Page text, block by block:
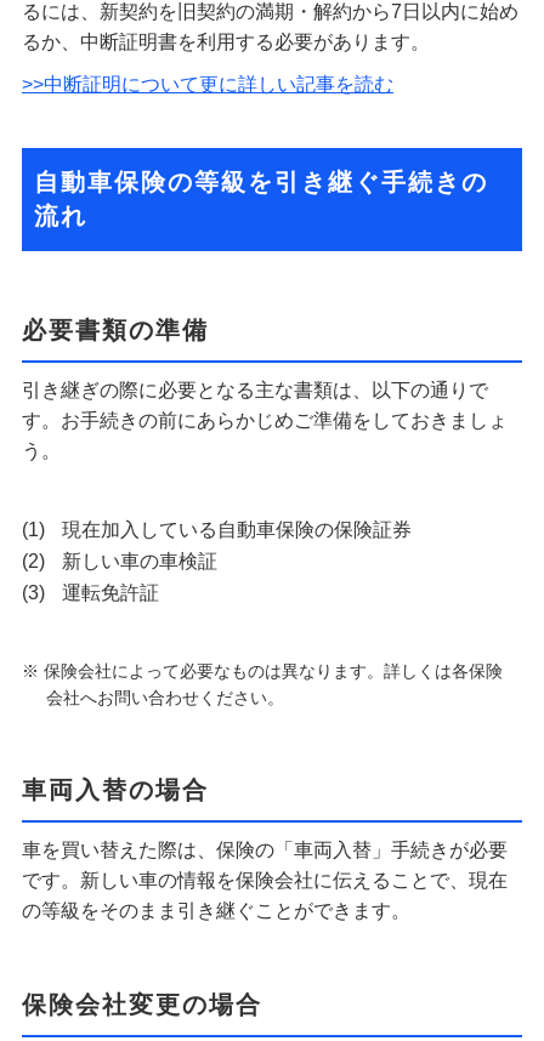
るには、新契約を旧契約の満期・解約から7日以内に始め
るか、中断証明書を利用する必要があります。
>>中断証明について更に詳しい記事を読む
自動車保険の等級を引き継ぐ手続きの
流れ
必要書類の準備
引き継ぎの際に必要となる主な書類は、以下の通りで
す。お手続きの前にあらかじめご準備をしておきましょ
う。
現在加入している自動車保険の保険証券
新しい車の車検証
運転免許証
※ 保険会社によって必要なものは異なります。詳しくは各保険
会社へお問い合わせください。
車両入替の場合
車を買い替えた際は、保険の「車両入替」手続きが必要
です。新しい車の情報を保険会社に伝えることで、現在
の等級をそのまま引き継ぐことができます。
保険会社変更の場合